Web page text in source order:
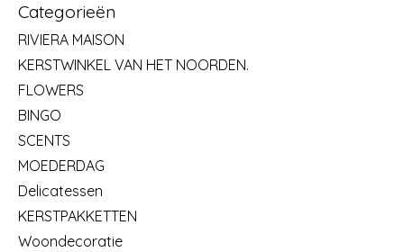
Categorieën
RIVIERA MAISON
KERSTWINKEL VAN HET NOORDEN.
FLOWERS
BINGO
SCENTS
MOEDERDAG
Delicatessen
KERSTPAKKETTEN
Woondecoratie